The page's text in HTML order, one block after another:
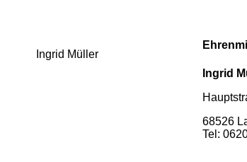
Ingrid Müller
Ingrid
68526
Tel: